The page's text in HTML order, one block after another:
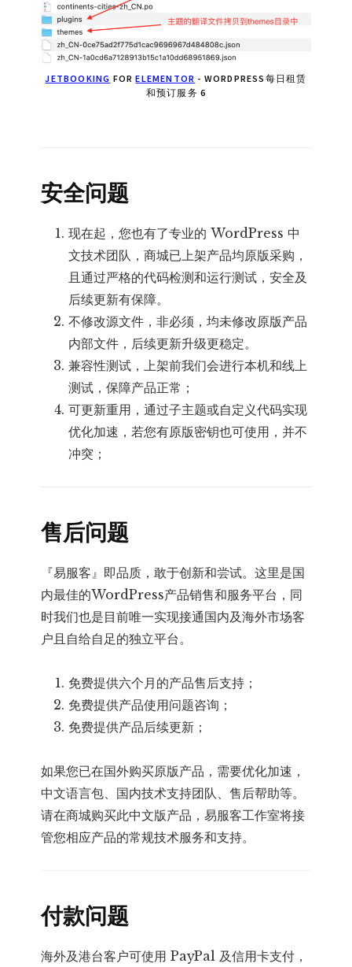
JETBOOKING FORELEMENTOR - WORDPRESS每日租赁
和预订服务 6
安全问题
现在起，您也有了专业的 WordPress 中
文技术团队，商城已上架产品均原版采购，
且通过严格的代码检测和运行测试，安全及
后续更新有保障。
不修改源文件，非必须，均未修改原版产品
内部文件，后续更新升级更稳定。
兼容性测试，上架前我们会进行本机和线上
测试，保障产品正常；
可更新重用，通过子主题或自定义代码实现
优化加速，若您有原版密钥也可使用，并不
冲突；
售后问题
『易服客』即品质，敢于创新和尝试。这里是国
内最佳的WordPress产品销售和服务平台，同
时我们也是目前唯一实现接通国内及海外市场客
户且自给自足的独立平台。
免费提供六个月的产品售后支持；
免费提供产品使用问题咨询；
免费提供产品后续更新；
如果您已在国外购买原版产品，需要优化加速，
中文语言包、国内技术支持团队、售后帮助等。
请在商城购买此中文版产品，易服客工作室将接
管您相应产品的常规技术服务和支持。
付款问题
海外及港台客户可使用 PayPal 及信用卡支付，